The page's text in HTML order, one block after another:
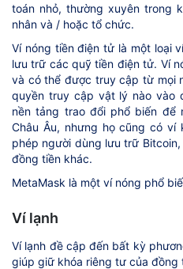
toán nhỏ, thường xuyên trong
nhân và / hoặc tổ chức.
Ví nóng tiền điện tử là một loại
lưu trữ các quỹ tiền điện tử. Ví
và có thể được truy cập từ mọi
quyền truy cập vật lý nào vào
nền tảng trao đổi phổ biến để
Châu Âu, nhưng họ cũng có
phép người dùng lưu trữ
đồng tiền khác.
MetaMask là một ví nóng phổ
Ví lạnh
Ví lạnh đề cập đến bất kỳ
giúp giữ khóa riêng tư của đồng